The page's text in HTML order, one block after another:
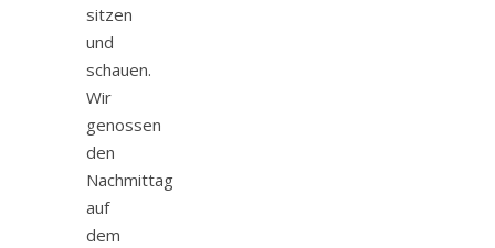
sitzen
und
schauen.
Wir
genossen
den
Nachmittag
auf
dem